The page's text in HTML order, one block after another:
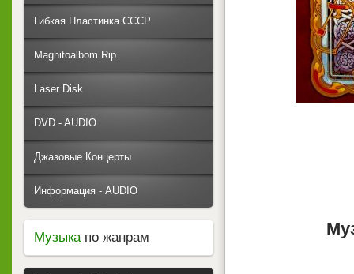
Гибкая Пластинка СССР
Magnitoalbom Rip
Laser Disk
DVD - AUDIO
Джазовые Концерты
Информация - AUDIO
Музыкапо жанрам